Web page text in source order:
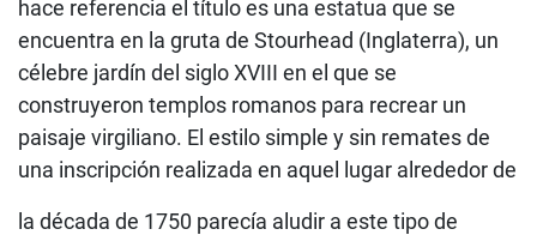
hace referencia el título es una estatua que se
encuentra en la gruta de Stourhead (Inglaterra), un
célebre jardín del siglo XVIII en el que se
construyeron templos romanos para recrear un
paisaje virgiliano. El estilo simple y sin remates de
una inscripción realizada en aquel lugar alrededor de
la década de 1750 parecía aludir a este tipo de